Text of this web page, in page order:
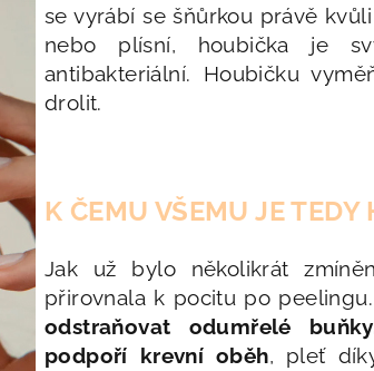
se vyrábí se šňůrkou právě
nebo plísní, houbička je
antibakteriální. Houbičku
drolit.
K ČEMU VŠEMU JE
Jak už bylo několikrát
přirovnala k pocitu po
odstraňovat odumřelé
podpoří krevní oběh, pleť